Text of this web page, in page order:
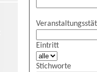
Eintritt
Stichworte